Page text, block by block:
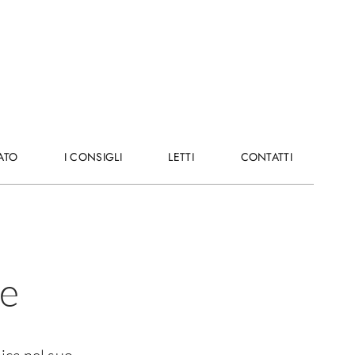
II CONSIGLI LETTI
LETTI CONTATTI
CONTATTI